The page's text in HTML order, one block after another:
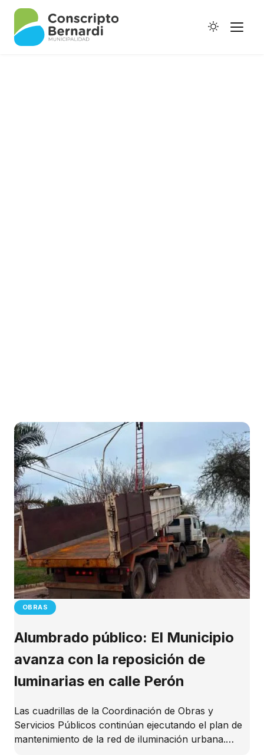
OBRAS
Alumbrado público: El Municipio
avanza con la reposición de
luminarias en calle Perón
Las cuadrillas de la Coordinación de Obras y
Servicios Públicos continúan ejecutando el plan de
mantenimiento de la red de iluminación urbana.…